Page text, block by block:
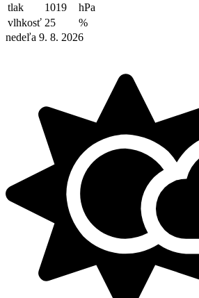
tlak
1019
hPa
vlhkosť 25
%
nedeľa 9. 8. 2026